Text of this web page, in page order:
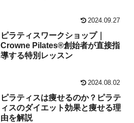
2024.09.27
ピラティスワークショップ｜
Crowne Pilates®️創始者が直接指
導する特別レッスン
2024.08.02
ピラティスは痩せるのか？ピラテ
ィスのダイエット効果と痩せる理
由を解説